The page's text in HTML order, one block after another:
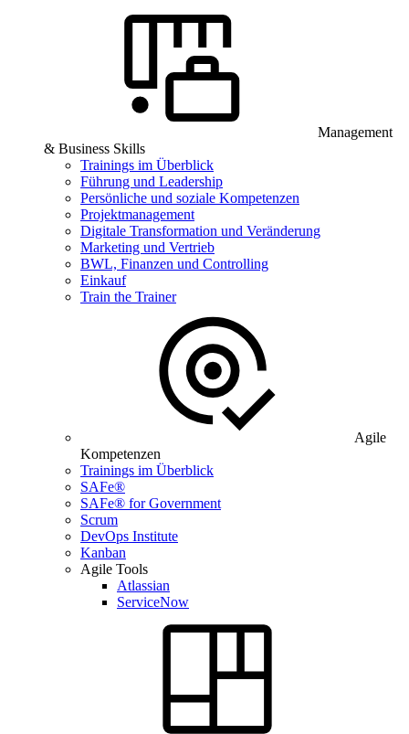
Management
& Business Skills
Trainings im Überblick
Führung und Leadership
Persönliche und soziale Kompetenzen
Projektmanagement
Digitale Transformation und Veränderung
Marketing und Vertrieb
BWL, Finanzen und Controlling
Einkauf
Train the Trainer
Agile
Kompetenzen
Trainings im Überblick
SAFe®
SAFe® for Government
Scrum
DevOps Institute
Kanban
Agile Tools
Atlassian
ServiceNow